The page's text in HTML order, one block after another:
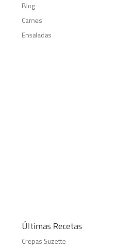
Blog
Carnes
Ensaladas
Últimas Recetas
Crepas Suzette